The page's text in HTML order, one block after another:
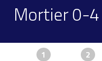
Mortier 0-
1 2